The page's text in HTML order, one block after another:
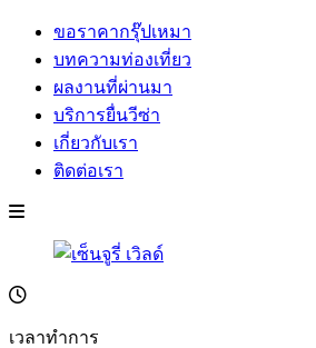
ขอราคากรุ๊ปเหมา
บทความท่องเที่ยว
ผลงานที่ผ่านมา
บริการยื่นวีซ่า
เกี่ยวกับเรา
ติดต่อเรา
เวลาทำการ